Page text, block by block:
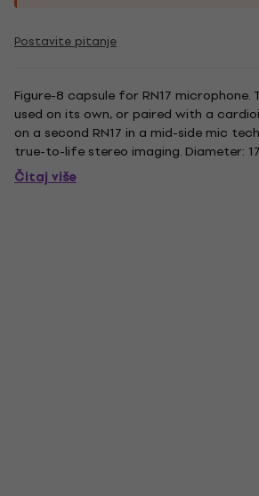
Postavite pitanje
Figure-8 capsule for RN17 microphone.
used on its own, or paired with a
on a second RN17 in a mid-side mic
true-to-life stereo imaging. Diameter:
Čitaj više